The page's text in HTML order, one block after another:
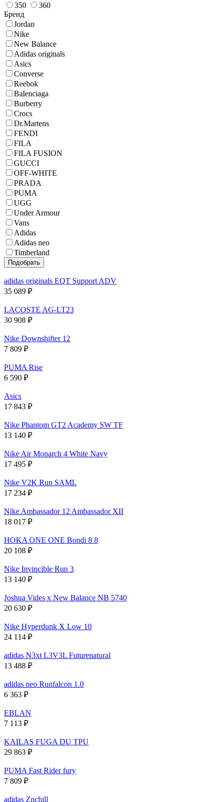
350
360
Бренд
Jordan
Nike
New Balance
Adidas originals
Asics
Converse
Reebok
Balenciaga
Burberry
Crocs
Dr.Martens
FENDI
FILA
FILA FUSION
GUCCI
OFF-WHITE
PRADA
PUMA
UGG
Under Armour
Vans
Adidas
Adidas neo
Timberland
adidas originals EQT Support ADV
35 089 ₽
LACOSTE AG-LT23
30 908 ₽
Nike Downshifter 12
7 809 ₽
PUMA Rise
6 590 ₽
Asics
17 843 ₽
Nike Phantom GT2 Academy SW TF
13 140 ₽
Nike Air Monarch 4 White Navy
17 495 ₽
Nike V2K Run SAML
17 234 ₽
Nike Ambassador 12 Ambassador XII
18 017 ₽
HOKA ONE ONE Bondi 8 8
20 108 ₽
Nike Invincible Run 3
13 140 ₽
Joshua Vides x New Balance NB 5740
20 630 ₽
Nike Hyperdunk X Low 10
24 114 ₽
adidas N3xt L3V3L Futurenatural
13 488 ₽
adidas neo Runfalcon 1.0
6 363 ₽
EBLAN
7 113 ₽
KAILAS FUGA DU TPU
29 863 ₽
PUMA Fast Rider fury
7 809 ₽
adidas Znchill